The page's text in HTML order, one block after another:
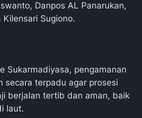
Danpos AL Panarukan,
Kilensari Sugiono.
Sukarmadiyasa, pengamanan
secara terpadu agar prosesi
berjalan tertib dan aman, baik
laut.